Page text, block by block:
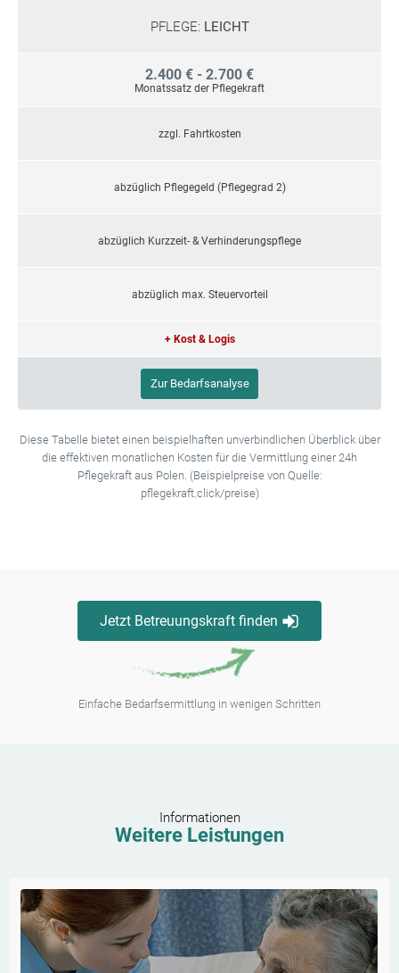
PFLEGE: LEICHT
2.400 € - 2.700 €
Monatssatz der Pflegekraft
zzgl. Fahrtkosten
abzüglich Pflegegeld (Pflegegrad 2)
abzüglich Kurzzeit- & Verhinderungspflege
abzüglich max. Steuervorteil
+ Kost & Logis
Zur Bedarfsanalyse
Diese Tabelle bietet einen beispielhaften unverbindlichen Überblick über
die effektiven monatlichen Kosten für die Vermittlung einer 24h
Pflegekraft aus Polen. (Beispielpreise von Quelle:
pflegekraft.click/preise)
Jetzt Betreuungskraft finden
Einfache Bedarfsermittlung in wenigen Schritten
Informationen
Weitere Leistungen